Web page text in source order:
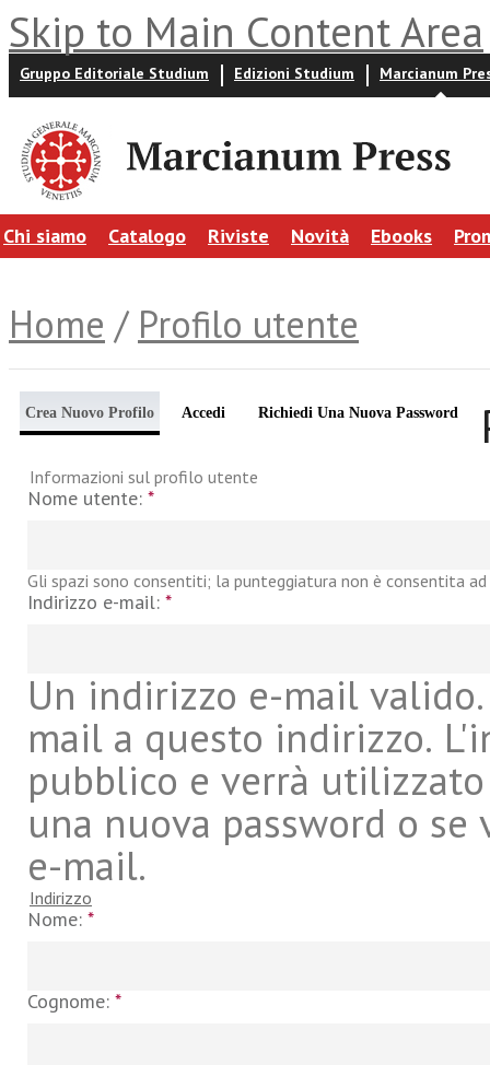
Skip to Main Content Area
Gruppo Editoriale Studium Edizioni Studium Marcianum
Chi siamo Catalogo Riviste Novità Ebooks
Home / Profilo utente
Crea Nuovo Profilo Accedi Richiedi Una Nuova Password
Informazioni sul profilo utente
Nome utente: *
Gli spazi sono consentiti; la punteggiatura non è consentita
Indirizzo e-mail: *
Un indirizzo e-mail
mail a questo indirizzo.
pubblico e verrà
una nuova password o
e-mail.
Indirizzo
Nome: *
Cognome: *